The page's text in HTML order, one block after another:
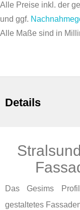
Alle Preise inkl. der
und ggf.
Alle Maße sind in
Details
Das Gesims
gestaltetes